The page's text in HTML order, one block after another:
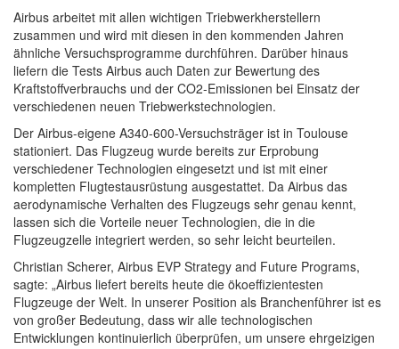
Airbus arbeitet mit allen wichtigen Triebwerkherstellern
zusammen und wird mit diesen in den kommenden Jahren
ähnliche Versuchsprogramme durchführen. Darüber hinaus
liefern die Tests Airbus auch Daten zur Bewertung des
Kraftstoffverbrauchs und der CO2-Emissionen bei Einsatz der
verschiedenen neuen Triebwerkstechnologien.
Der Airbus-eigene A340-600-Versuchsträger ist in Toulouse
stationiert. Das Flugzeug wurde bereits zur Erprobung
verschiedener Technologien eingesetzt und ist mit einer
kompletten Flugtestausrüstung ausgestattet. Da Airbus das
aerodynamische Verhalten des Flugzeugs sehr genau kennt,
lassen sich die Vorteile neuer Technologien, die in die
Flugzeugzelle integriert werden, so sehr leicht beurteilen.
Christian Scherer, Airbus EVP Strategy and Future Programs,
sagte: „Airbus liefert bereits heute die ökoeffizientesten
Flugzeuge der Welt. In unserer Position als Branchenführer ist es
von großer Bedeutung, dass wir alle technologischen
Entwicklungen kontinuierlich überprüfen, um unsere ehrgeizigen